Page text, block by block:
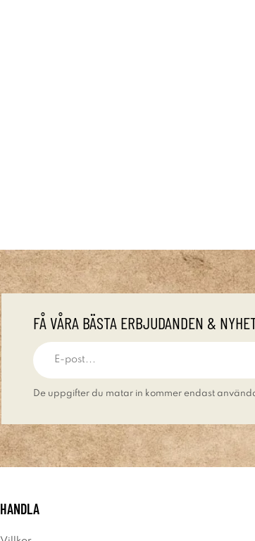
FÅ VÅRA BÄSTA ERBJUDANDEN &
De uppgifter du matar in kommer endast
HANDLA